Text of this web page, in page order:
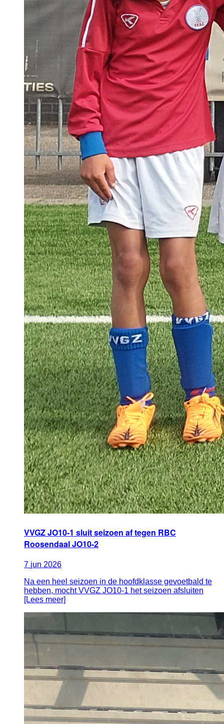
VVGZ JO10-1 sluit seizoen af tegen RBC
Roosendaal JO10-2
7 jun 2026
Na een heel seizoen in de hoofdklasse gevoetbald te
hebben, mocht VVGZ JO10-1 het seizoen afsluiten
[Lees meer]